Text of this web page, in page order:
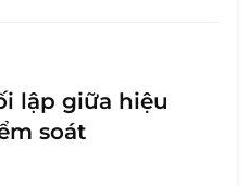
lập giữa hiệu
soát